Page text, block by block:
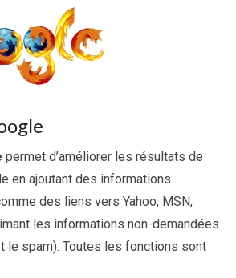
permet d’améliorer les résultats de
en ajoutant des informations
des liens vers Yahoo, MSN,
les informations non-demandées
le spam). Toutes les fonctions sont